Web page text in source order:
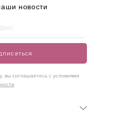
точкам.
новости
вы соглашаетесь с условиями